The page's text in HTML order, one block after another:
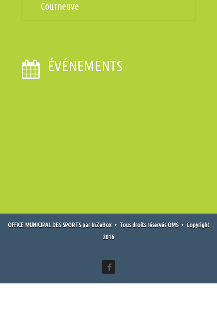
Courneuve
ÉVÉNEMENTS
OFFICE MUNICIPAL DES SPORTSpar InZeBox• Tous droits réservés OMS • Copyright
2016